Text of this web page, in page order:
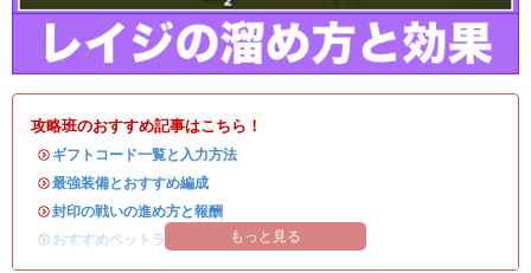
攻略班のおすすめ記事はこちら！
・ ギフトコード一覧と入力方法
・最強装備とおすすめ編成
・封印の戦いの進め方と報酬
・ おすすめペットランキング もっと見る